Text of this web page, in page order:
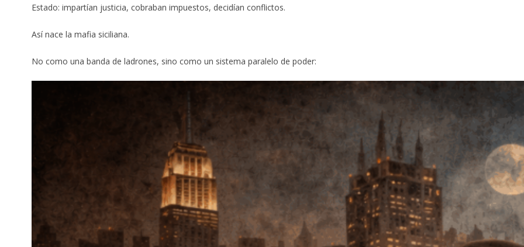
Estado: impartían justicia, cobraban impuestos, decidían conflictos.
Así nace la mafia siciliana.
No como una banda de ladrones, sino como un sistema paralelo de poder: